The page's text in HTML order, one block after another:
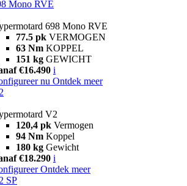
Mono RVE
698 Mono RVE
77.5 pk VERMOGEN
63 Nm KOPPEL
151 kg GEWICHT
€16.490 i
nu Ontdek meer
V2
120,4 pk Vermogen
94 Nm Koppel
180 kg Gewicht
€18.290 i
Ontdek meer
SP